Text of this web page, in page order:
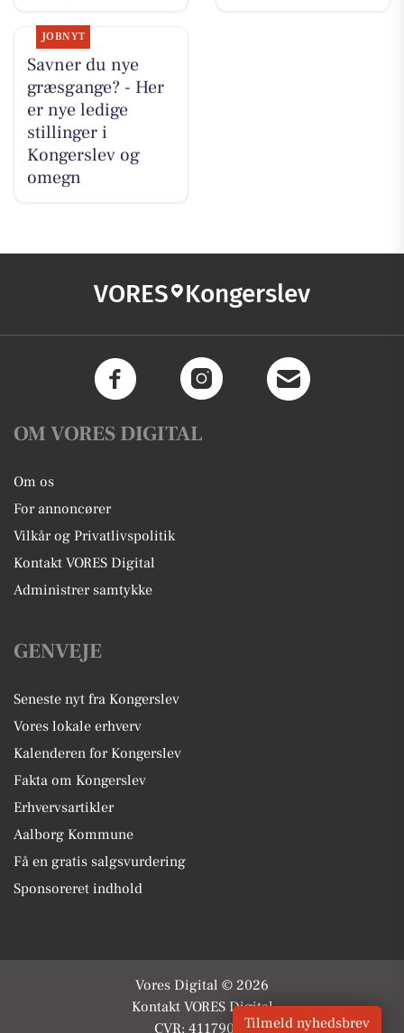
JOBNYT
Savner du nye
græsgange? - Her
er nye ledige
stillinger i
Kongerslev og
omegn
VORES Kongerslev
OM VORES DIGITAL
Om os
For annoncører
Vilkår og Privatlivspolitik
Kontakt VORES Digital
Administrer samtykke
GENVEJE
Seneste nyt fra Kongerslev
Vores lokale erhverv
Kalenderen for Kongerslev
Fakta om Kongerslev
Erhvervsartikler
Aalborg Kommune
Få en gratis salgsvurdering
Sponsoreret indhold
Vores Digital © 2026
Kontakt VORES Digital
CVR: 41179082Tilmeld nyhedsbrev